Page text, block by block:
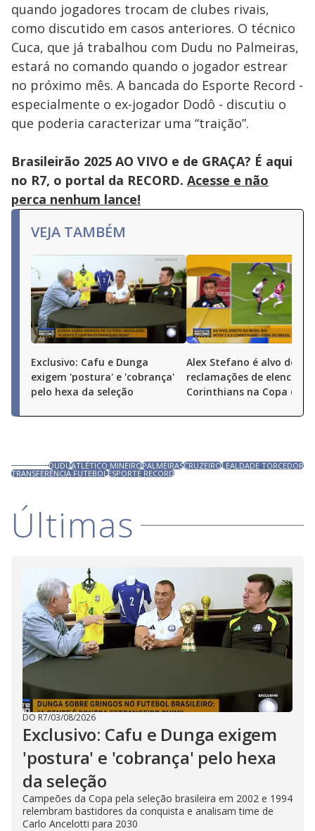
quando jogadores trocam de clubes rivais,
como discutido em casos anteriores. O técnico
Cuca, que já trabalhou com Dudu no Palmeiras,
estará no comando quando o jogador estrear
no próximo mês. A bancada do Esporte Record -
especialmente o ex-jogador Dodô - discutiu o
que poderia caracterizar uma “traição”.
Brasileirão 2025 AO VIVO e de GRAÇA? É aqui
no R7, o portal da RECORD. Acesse e não
perca nenhum lance!
VEJA TAMBÉM
Exclusivo: Cafu e Dunga
exigem 'postura' e 'cobrança'
pelo hexa da seleção
Alex Stefano é alvo de
reclamações de elenco do
Corinthians na Copa do
DUDUATLÉTICO MINEIROPALMEIRASCRUZEIROLEALDADE TORCEDOR
TRANSFERÊNCIA FUTEBOLESPORTE RECORD
Últimas
DO R7/03/08/2026
Exclusivo: Cafu e Dunga exigem
'postura' e 'cobrança' pelo hexa
da seleção
Campeões da Copa pela seleção brasileira em 2002 e 1994
relembram bastidores da conquista e analisam time de
Carlo Ancelotti para 2030